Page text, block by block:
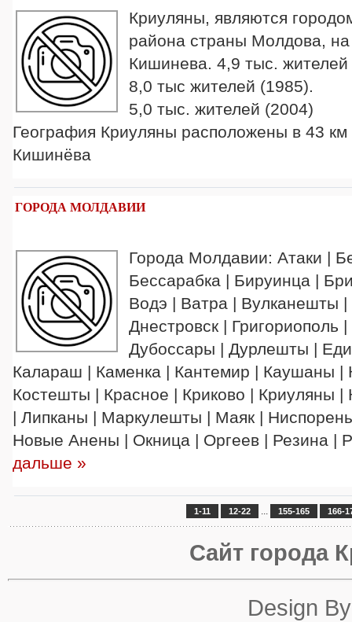
Криуляны, являются
района страны Молдова,
Кишинева. 4,9 тыс. жителей
8,0 тыс жителей (1985).
5,0 тыс. жителей (2004)
География Криуляны расположены в 43 км
Кишинёва
ГОРОДА МОЛДАВИИ
Города Молдавии: Атаки |
Бессарабка | Бируинца |
Водэ | Ватра | Вулканешты
Днестровск |
Дубоссары | Дурлешты |
Калараш | Каменка | Кантемир | Каушаны |
Костешты | Красное | Криково | Криуляны
| Липканы | Маркулешты | Маяк |
Новые Анены | Окница | Оргеев | Резина
дальше »
1-11 12-22 ... 155-165 166-
Сайт города
Design